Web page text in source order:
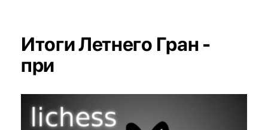
Итоги Летнего Гран -
при